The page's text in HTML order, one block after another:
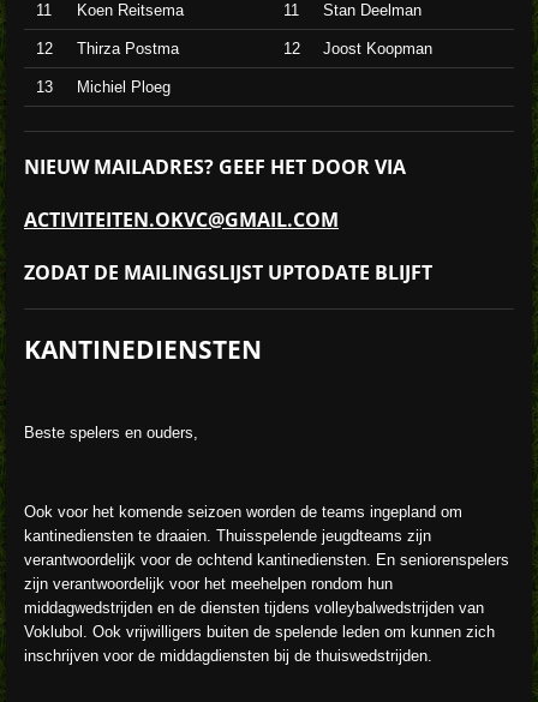
11 Koen Reitsema 11 Stan Deelman
12 Thirza Postma 12 Joost Koopman
13 Michiel Ploeg
NIEUW MAILADRES? GEEF HET DOOR VIA
ACTIVITEITEN.OKVC@GMAIL.COM
ZODAT DE MAILINGSLIJST UPTODATE BLIJFT
KANTINEDIENSTEN
Beste spelers en ouders,
Ook voor het komende seizoen worden de teams ingepland om
kantinediensten te draaien. Thuisspelende jeugdteams zijn
verantwoordelijk voor de ochtend kantinediensten. En seniorenspelers
zijn verantwoordelijk voor het meehelpen rondom hun
middagwedstrijden en de diensten tijdens volleybalwedstrijden van
Voklubol. Ook vrijwilligers buiten de spelende leden om kunnen zich
inschrijven voor de middagdiensten bij de thuiswedstrijden.